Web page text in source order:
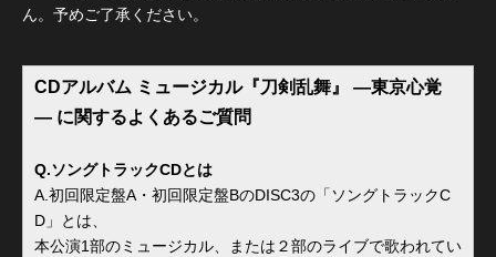
ん。予めご了承ください。
CDアルバム ミュージカル『刀剣乱舞』 ―東京心覚
― に関するよくあるご質問
Q.ソングトラックCDとは
A.初回限定盤A・初回限定盤BのDISC3の「ソングトラックC
D」とは、
本公演1部のミュージカル、または２部のライブで歌われてい